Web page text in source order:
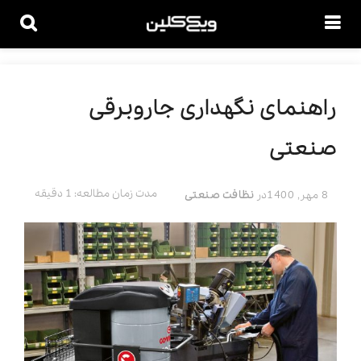
راهنمای نگهداری جاروبرقی
صنعتی
مدت زمان مطالعه: 1 دقیقه 8 مهر, 1400 در نظافت صنعتی